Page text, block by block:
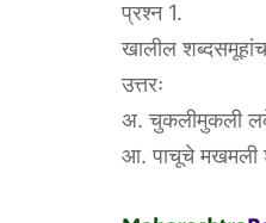
प्रश्न 1.
खालील
उत्तरः
अ. चुकलीमुकली
आ. पाचूचे मखमली